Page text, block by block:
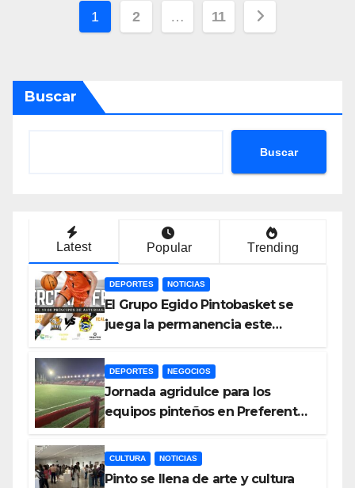
Navegación
entradas
1 2 … 11
Buscar
Buscar
Latest Popular Trending
DEPORTES NOTICIAS
El Grupo Egido Pintobasket se
juega la permanencia este
Asturias
DEPORTES NEGOCIOS
Jornada agridulce para los
equipos pinteños en Preferente
Pinto bajo amenaza
CULTURA NOTICIAS
Pinto se llena de arte y cultura